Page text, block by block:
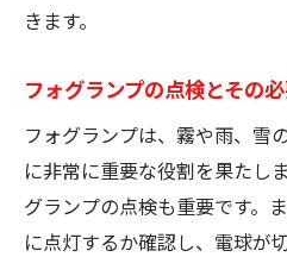
きます。
フォグランプの点検とその
フォグランプは、霧や雨、雪
に非常に重要な役割を果たし
グランプの点検も重要です。
に点灯するか確認し、電球が